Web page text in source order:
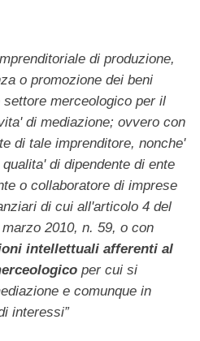
di produzione,
o promozione dei beni
merceologico per il
di mediazione; ovvero con
di tale imprenditore, nonche'
di dipendente di ente
o collaboratore di imprese
di cui all'articolo 4 del
2010, n. 59, o con
intellettuali afferenti al
per cui si
e comunque in
interessi”